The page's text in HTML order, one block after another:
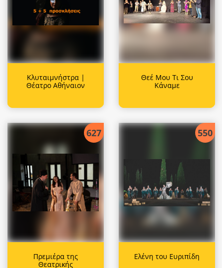
Κλυταιμνήστρα |
Θέατρο Αθήναιον
Θεέ Μου Τι Σου
Κάναμε
627
Πρεμιέρα της
Θεατρικής
550
Ελένη του Ευριπίδη